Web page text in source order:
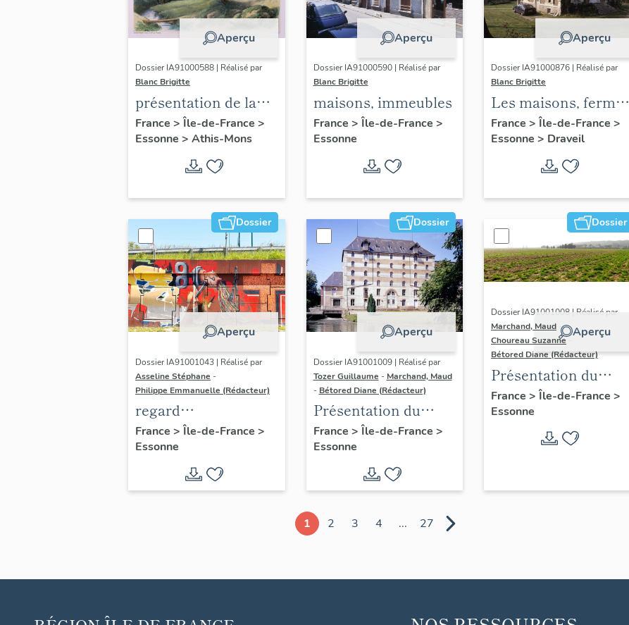
Aperçu
Dossier IA91000588 | Réalisé par
Blanc Brigitte
présentation de la
commune d'Athis-
Mons
France > Île-de-France >
Essonne > Athis-Mons
Aperçu
Dossier IA91000590 | Réalisé par
Blanc Brigitte
maisons, immeubles
France > Île-de-France >
Essonne
Aperçu
Dossier IA91000876 | Réalisé par
Blanc Brigitte
Les maisons, fermes
et immeubles de
Draveil
France > Île-de-France >
Essonne > Draveil
Dossier
Aperçu
Dossier IA91001043 | Réalisé par
Asseline Stéphane -
Philippe Emmanuelle (Rédacteur)
regard
photographique sur
les paysages de
l'OIN de Paris-Saclay
France > Île-de-France >
Essonne
Dossier
Aperçu
Dossier IA91001009 | Réalisé par
Tozer Guillaume - Marchand, Maud
- Bétored Diane (Rédacteur)
Présentation du
diagnostic
patrimonial du
Centre-Essonne
(cantons de
Brétigny-sur-Orge,
Etréchy, Mennecy)
France > Île-de-France >
Essonne
Dossier
Aperçu
Dossier IA91001008 | Réalisé par
Marchand, Maud -
Choureau Suzanne-
Bétored Diane (Rédacteur)
Présentation du
diagnostic
patrimonial du
Centre-Essonne
Chéron)
France > Île-de-France >
Essonne
1 2 3 4 ... 27